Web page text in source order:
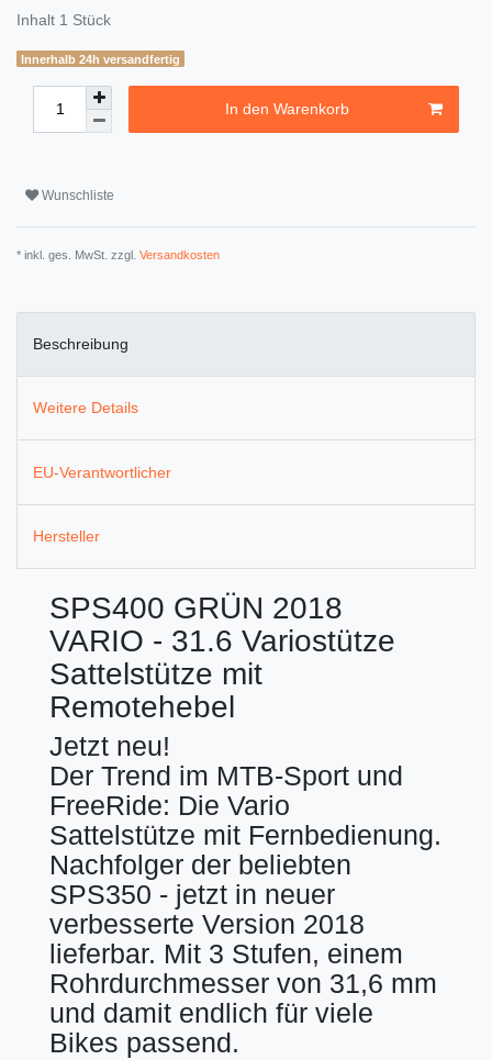
Inhalt 1 Stück
Innerhalb 24h versandfertig
In den Warenkorb
Wunschliste
* inkl. ges. MwSt. zzgl. Versandkosten
Beschreibung
Weitere Details
EU-Verantwortlicher
Hersteller
SPS400 GRÜN 2018
VARIO - 31.6 Variostütze
Sattelstütze mit
Remotehebel
Jetzt neu!
Der Trend im MTB-Sport und
FreeRide: Die Vario
Sattelstütze mit Fernbedienung.
Nachfolger der beliebten
SPS350 - jetzt in neuer
verbesserte Version 2018
lieferbar. Mit 3 Stufen, einem
Rohrdurchmesser von 31,6 mm
und damit endlich für viele
Bikes passend.